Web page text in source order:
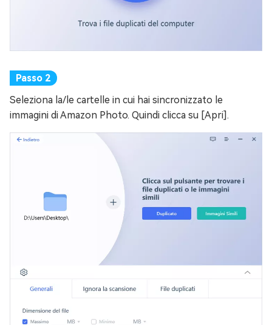
Seleziona la/le cartelle in cui hai sincronizzato le
immagini di Amazon Photo. Quindi clicca su [Apri].